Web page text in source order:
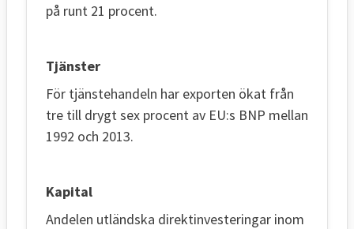
på runt 21 procent.
Tjänster
För tjänstehandeln har exporten ökat från
tre till drygt sex procent av EU:s BNP mellan
1992 och 2013.
Kapital
Andelen utländska direktinvesteringar inom